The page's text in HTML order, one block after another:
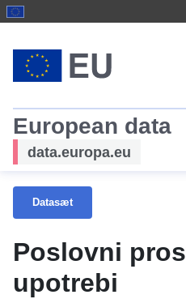
European data
data.europa.eu
Datasæt
Poslovni
upotrebi